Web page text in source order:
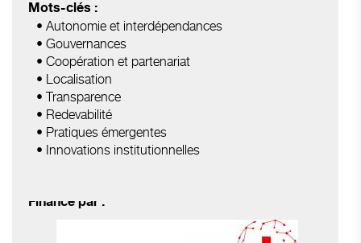
Mots-clés :
• Autonomie et interdépendances
• Gouvernances
• Coopération et partenariat
• Localisation
• Transparence
• Redevabilité
• Pratiques émergentes
• Innovations institutionnelles
Financé par :